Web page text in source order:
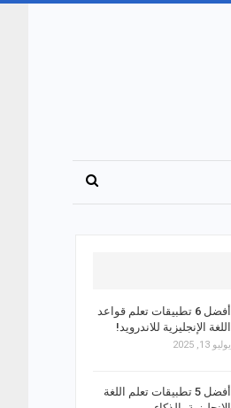
أفضل 6 تطبيقات تعلم قواعد
اللغة الإنجليزية للاندرويد!
يوليو 13, 2025
أفضل 5 تطبيقات تعلم اللغة